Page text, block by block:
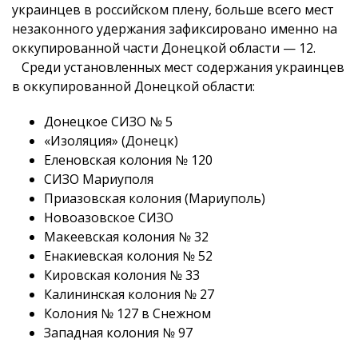
украинцев в российском плену, больше всего мест
незаконного удержания зафиксировано именно на
оккупированной части Донецкой области — 12.
Среди установленных мест содержания украинцев
в оккупированной Донецкой области:
Донецкое СИЗО № 5
«Изоляция» (Донецк)
Еленовская колония № 120
СИЗО Мариуполя
Приазовская колония (Мариуполь)
Новоазовское СИЗО
Макеевская колония № 32
Енакиевская колония № 52
Кировская колония № 33
Калининская колония № 27
Колония № 127 в Снежном
Западная колония № 97